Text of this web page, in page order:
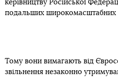
керівництву Російської
подальших широкомасштабних
Тому вони вимагають від
звільнення незаконно